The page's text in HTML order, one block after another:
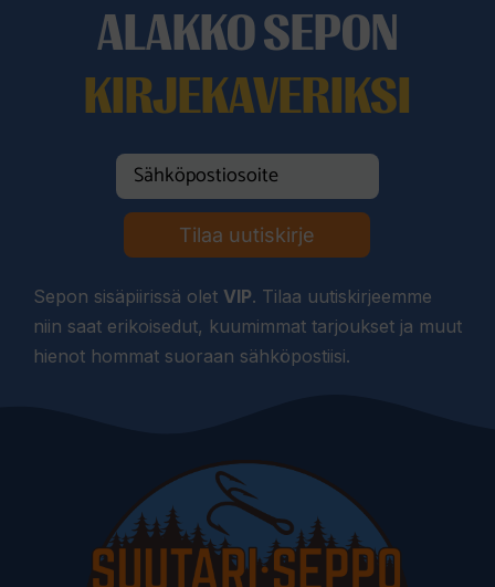
ALAKKO SEPON
KIRJEKAVERIKSI
Tilaa uutiskirje
Sepon sisäpiirissä olet VIP. Tilaa uutiskirjeemme
niin saat erikoisedut, kuumimmat tarjoukset ja muut
hienot hommat suoraan sähköpostiisi.